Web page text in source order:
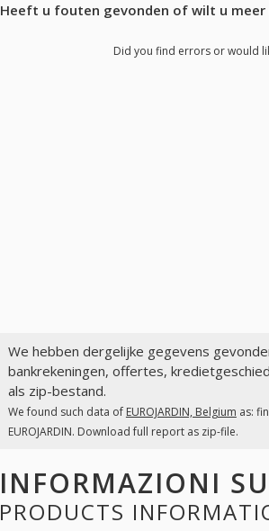
Heeft u fouten gevonden of wilt u meer
Did you find errors or would
We hebben dergelijke gegevens
bankrekeningen, offertes,
als zip-bestand.
We found such data of EUROJARDIN, Belgium as:
EUROJARDIN. Download full report as zip-file.
INFORMAZIONI
PRODUCTS